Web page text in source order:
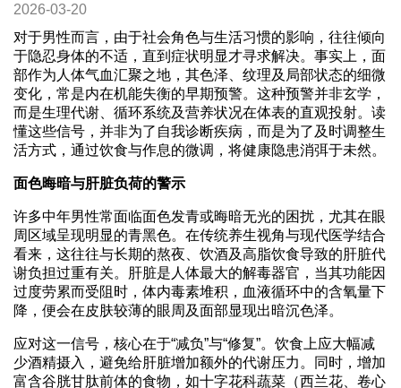
2026-03-20
对于男性而言，由于社会角色与生活习惯的影响，往往倾向
于隐忍身体的不适，直到症状明显才寻求解决。事实上，面
部作为人体气血汇聚之地，其色泽、纹理及局部状态的细微
变化，常是内在机能失衡的早期预警。这种预警并非玄学，
而是生理代谢、循环系统及营养状况在体表的直观投射。读
懂这些信号，并非为了自我诊断疾病，而是为了及时调整生
活方式，通过饮食与作息的微调，将健康隐患消弭于未然。
面色晦暗与肝脏负荷的警示
许多中年男性常面临面色发青或晦暗无光的困扰，尤其在眼
周区域呈现明显的青黑色。在传统养生视角与现代医学结合
看来，这往往与长期的熬夜、饮酒及高脂饮食导致的肝脏代
谢负担过重有关。肝脏是人体最大的解毒器官，当其功能因
过度劳累而受阻时，体内毒素堆积，血液循环中的含氧量下
降，便会在皮肤较薄的眼周及面部显现出暗沉色泽。
应对这一信号，核心在于“减负”与“修复”。饮食上应大幅减
少酒精摄入，避免给肝脏增加额外的代谢压力。同时，增加
富含谷胱甘肽前体的食物，如十字花科蔬菜（西兰花、卷心